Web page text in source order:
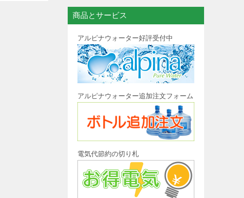
商品とサービス
アルピナウォーター好評受付中
アルピナウォーター追加注文フォーム
電気代節約の切り札